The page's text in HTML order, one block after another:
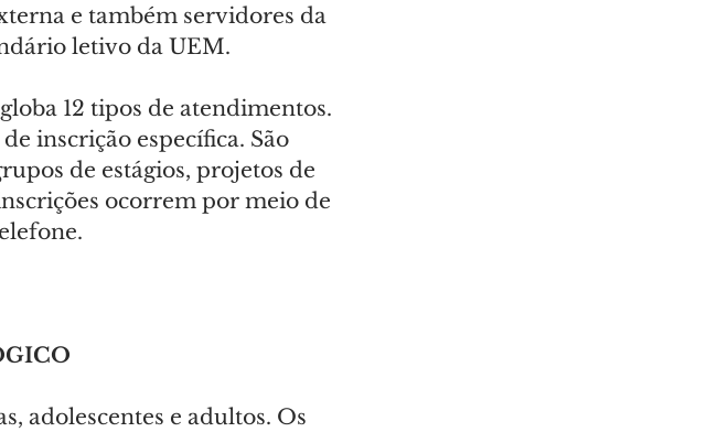
e também servidores da
letivo da UEM.
12 tipos de atendimentos.
inscrição específica. São
de estágios, projetos de
ocorrem por meio de
adolescentes e adultos. Os